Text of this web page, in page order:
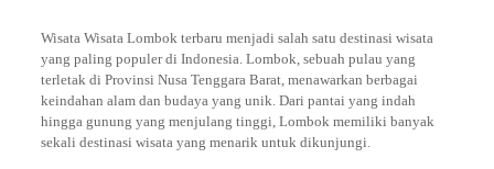
Wisata Wisata Lombok terbaru menjadi salah satu destinasi wisata
yang paling populer di Indonesia. Lombok, sebuah pulau yang
terletak di Provinsi Nusa Tenggara Barat, menawarkan berbagai
keindahan alam dan budaya yang unik. Dari pantai yang indah
hingga gunung yang menjulang tinggi, Lombok memiliki banyak
sekali destinasi wisata yang menarik untuk dikunjungi.